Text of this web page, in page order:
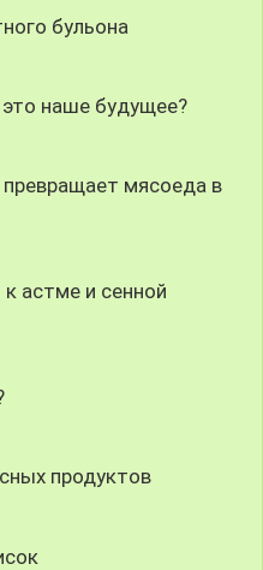
бульона
наше будущее?
мясоеда в
астме и сенной
продуктов